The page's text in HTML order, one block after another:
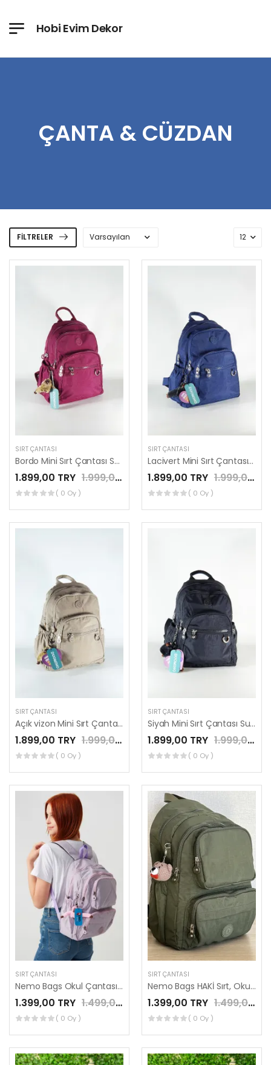
Hobi Evim Dekor
ÇANTA & CÜZDAN
FILTRELER
SIRT ÇANTASI
Bordo Mini Sırt Çantası Su Geçirmez Günlük Kullanım Mega 12'' İnç Tablet Çantası by Nemo Group
1.899,00 TRY 1.999,00 TRY
( 0 Oy )
SIRT ÇANTASI
Lacivert Mini Sırt Çantası Su Geçirmez Günlük Kullanım Mega 12'' İnç Tablet Çantası by Nemo Group
1.899,00 TRY 1.999,00 TRY
( 0 Oy )
SIRT ÇANTASI
Açık vizon Mini Sırt Çantası Su Geçirmez Günlük Kullanım Mega 12'' İnç Tablet Çantası by Nemo Group
1.899,00 TRY 1.999,00 TRY
( 0 Oy )
SIRT ÇANTASI
Siyah Mini Sırt Çantası Su Geçirmez Günlük Kullanım Mega 12'' İnç Tablet Çantası by Nemo Group
1.899,00 TRY 1.999,00 TRY
( 0 Oy )
SIRT ÇANTASI
Nemo Bags Okul Çantası Unisex Lila Orta Boy Su Geçirmez Klinkır Kumaş Seyahat Laptop Çantası Su Geçirmez
1.399,00 TRY 1.499,00 TRY
( 0 Oy )
SIRT ÇANTASI
Nemo Bags HAKİ Sırt, Okul, 14 İnç Laptop, Seyahat Çantası Amigurumi Ayıcık Anahtarlık Hediyeli
1.399,00 TRY 1.499,00 TRY
( 0 Oy )